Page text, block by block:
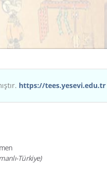
https://tees.yesevi.edu.tr
Türkiye)